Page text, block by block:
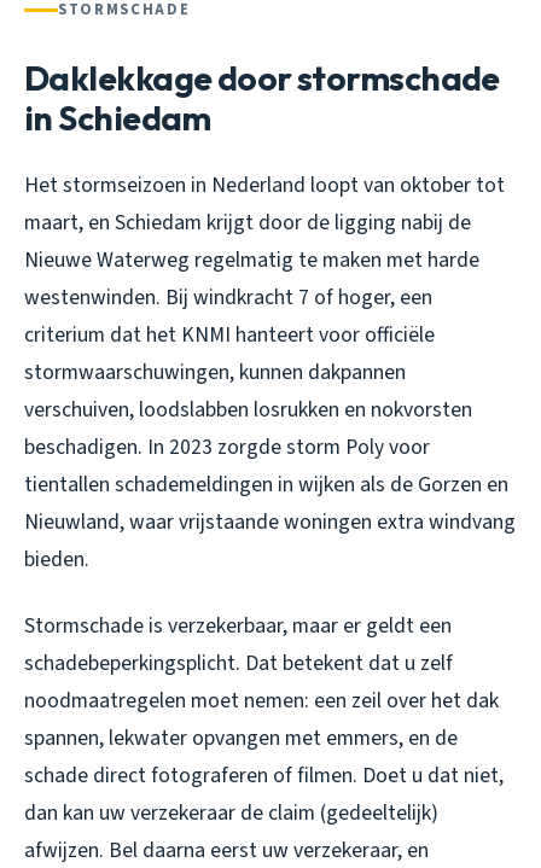
STORMSCHADE
Daklekkage door stormschade
in Schiedam
Het stormseizoen in Nederland loopt van oktober tot
maart, en Schiedam krijgt door de ligging nabij de
Nieuwe Waterweg regelmatig te maken met harde
westenwinden. Bij windkracht 7 of hoger, een
criterium dat het KNMI hanteert voor officiële
stormwaarschuwingen, kunnen dakpannen
verschuiven, loodslabben losrukken en nokvorsten
beschadigen. In 2023 zorgde storm Poly voor
tientallen schademeldingen in wijken als de Gorzen en
Nieuwland, waar vrijstaande woningen extra windvang
bieden.
Stormschade is verzekerbaar, maar er geldt een
schadebeperkingsplicht. Dat betekent dat u zelf
noodmaatregelen moet nemen: een zeil over het dak
spannen, lekwater opvangen met emmers, en de
schade direct fotograferen of filmen. Doet u dat niet,
dan kan uw verzekeraar de claim (gedeeltelijk)
afwijzen. Bel daarna eerst uw verzekeraar, en